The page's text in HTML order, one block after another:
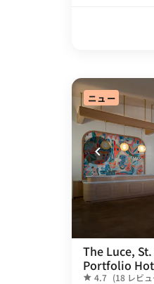
ニュー
The Luce,
Portfolio
4.7 (18 レビ